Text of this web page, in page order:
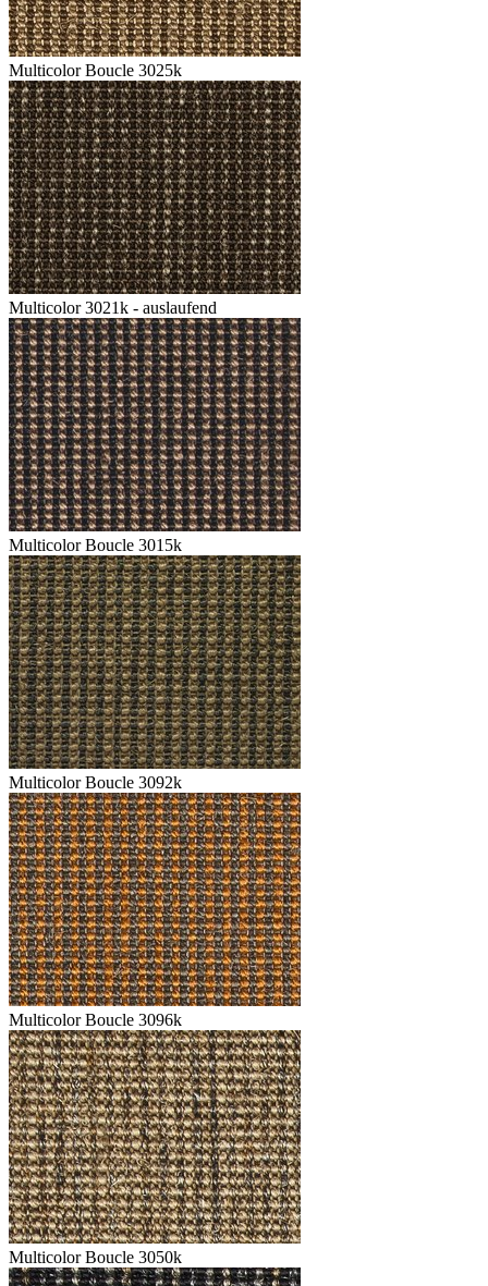
Multicolor Boucle 3025k
Multicolor 3021k - auslaufend
Multicolor Boucle 3015k
Multicolor Boucle 3092k
Multicolor Boucle 3096k
Multicolor Boucle 3050k